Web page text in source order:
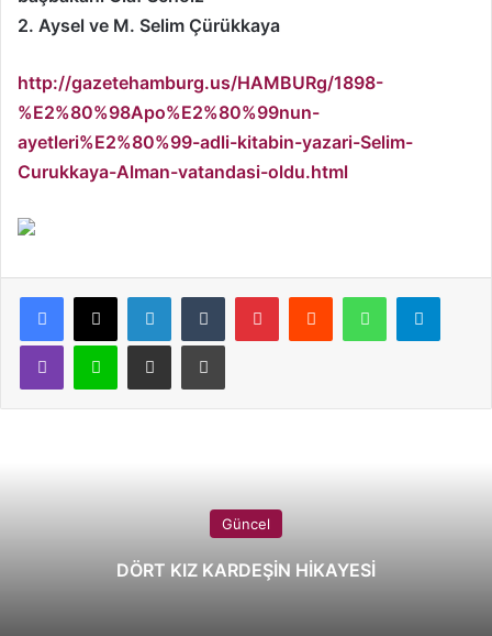
2. Aysel ve M. Selim Çürükkaya
http://gazetehamburg.us/HAMBURg/1898-
%E2%80%98Apo%E2%80%99nun-
ayetleri%E2%80%99-adli-kitabin-yazari-Selim-
Curukkaya-Alman-vatandasi-oldu.html
WhatsApp
Güncel
DÖRT KIZ KARDEŞİN HİKAYESİ